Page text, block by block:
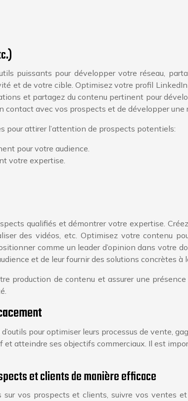
puissants pour développer votre réseau,
et de votre cible. Optimisez votre profil
et partagez du contenu pertinent pour
avec vos prospects et de développer une
pour attirer l’attention de prospects potentiels:
pour votre audience.
votre expertise.
qualifiés et démontrer votre expertise.
des vidéos, etc. Optimisez votre contenu
comme un leader d’opinion dans votre
et de leur fournir des solutions concrètes à
production de contenu et assurer une
pour optimiser leurs processus de vente,
atteindre ses objectifs commerciaux. Il est
et clients de manière efficace
vos prospects et clients, suivre vos ventes